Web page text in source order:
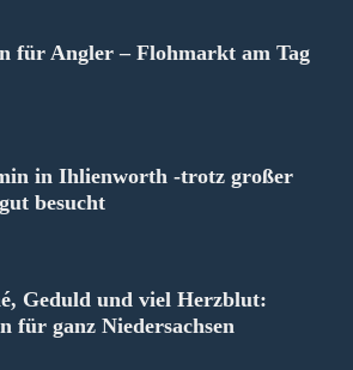
für Angler – Flohmarkt am Tag
in Ihlienworth -trotz großer
besucht
Geduld und viel Herzblut:
für ganz Niedersachsen